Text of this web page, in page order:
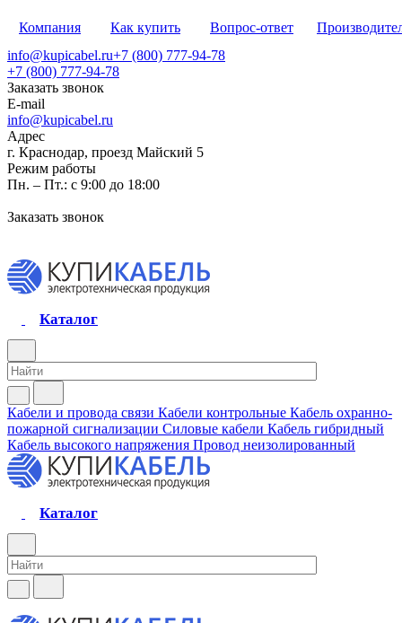
Компания Как купить Вопрос-ответ
info@kupicabel.ru+7 (800) 777-94-78
+7 (800) 777-94-78
Заказать звонок
E-mail
info@kupicabel.ru
Адрес
г. Краснодар, проезд Майский 5
Режим работы
Пн. – Пт.: с 9:00 до 18:00
Заказать звонок
Каталог
Кабели и провода связи Кабели контрольные Кабель охранно-
пожарной сигнализации Силовые кабели Кабель гибридный
Кабель высокого напряжения Провод неизолированный
Каталог